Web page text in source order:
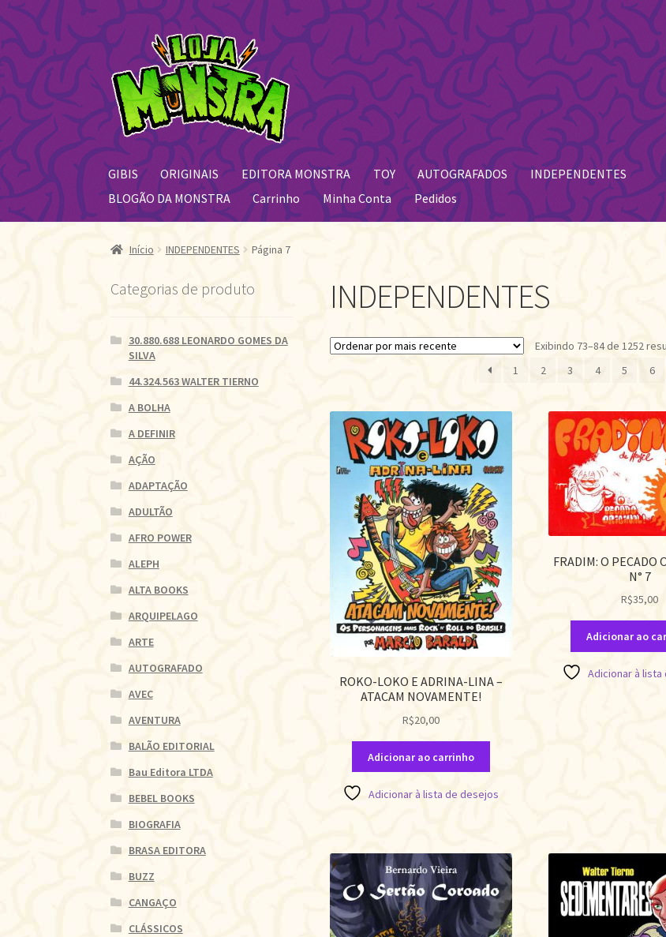
Pular
para
navegação
Pular
para
o
conteúdo
GIBIS ORIGINAIS EDITORA MONSTRA TOY AUTOGRAFADOS
INDEPENDENTES
BLOGÃO DA MONSTRA
Carrinho Minha Conta Pedidos
Início INDEPENDENTES Página 7
INDEPENDENTES
Exibindo 73–84 de 1252
1 2 3 4 5 6
ROKO-LOKO E ADRINA-LINA –
ATACAM NOVAMENTE!
R$20,00
Adicionar ao carrinho
Adicionar à lista de desejos
FRADIM: O PECADO
N° 7
R$35,00
Adicionar ao
Adicionar à
Categorias de produto
30.880.688 LEONARDO GOMES DA
SILVA
44.324.563 WALTER TIERNO
A BOLHA
A DEFINIR
AÇÃO
ADAPTAÇÃO
ADULTÃO
AFRO POWER
ALEPH
ALTA BOOKS
ARQUIPELAGO
ARTE
AUTOGRAFADO
AVEC
AVENTURA
BALÃO EDITORIAL
Bau Editora LTDA
BEBEL BOOKS
BIOGRAFIA
BRASA EDITORA
BUZZ
CANGAÇO
CLÁSSICOS